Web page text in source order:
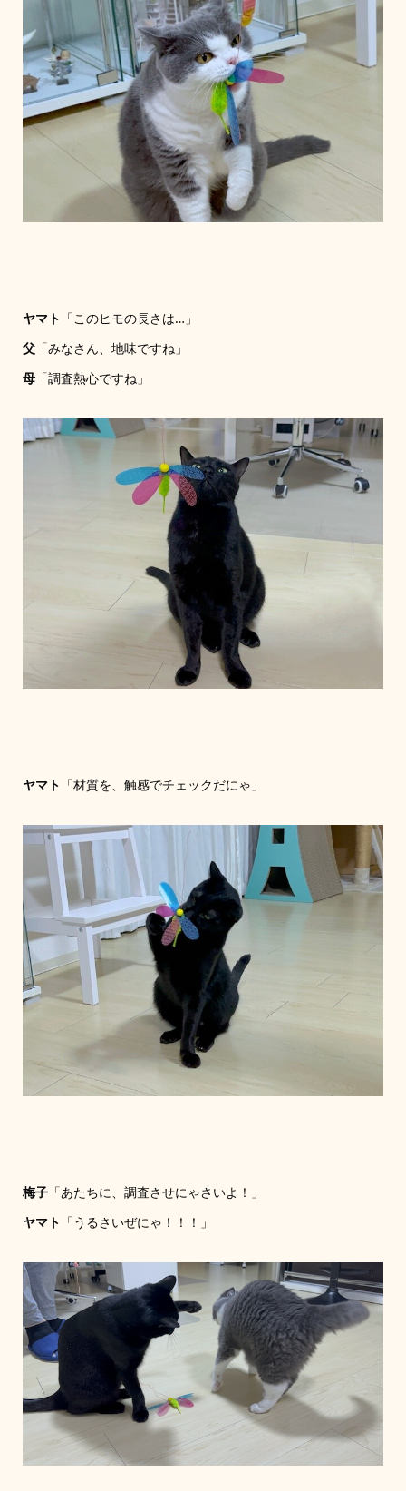
ヤマト 「このヒモの長さは…」
父「みなさん、地味ですね」
母「調査熱心ですね」
ヤマト 「材質を、触感でチェックだにゃ」
梅子「あたちに、調査させにゃさいよ！」
ヤマト 「うるさいぜにゃ！！！」